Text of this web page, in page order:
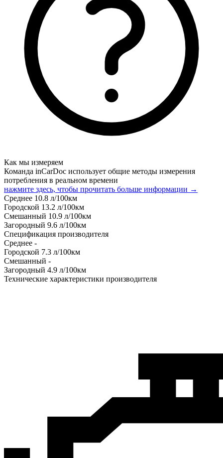
Как мы измеряем
Команда inCarDoc использует общие методы измерения
потребления в реальном времени
нажмите здесь, чтобы прочитать больше информации →
Среднее 10.8 л/100км
Городской 13.2 л/100км
Смешанный 10.9 л/100км
Загородный 9.6 л/100км
Спецификация производителя
Среднее -
Городской 7.3 л/100км
Смешанный -
Загородный 4.9 л/100км
Технические характеристики производителя